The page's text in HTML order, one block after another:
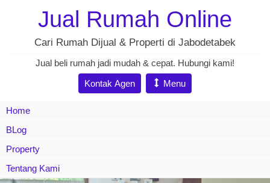
Jual Rumah Online
Cari Rumah Dijual & Properti di Jabodetabek
Jual beli rumah jadi mudah & cepat. Hubungi kami!
Kontak Agen
Menu
Home
BLog
Property
Tentang Kami